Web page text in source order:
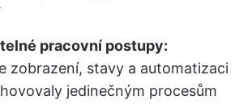
pracovní postupy:
zobrazení, stavy a automatizaci
jedinečným procesům